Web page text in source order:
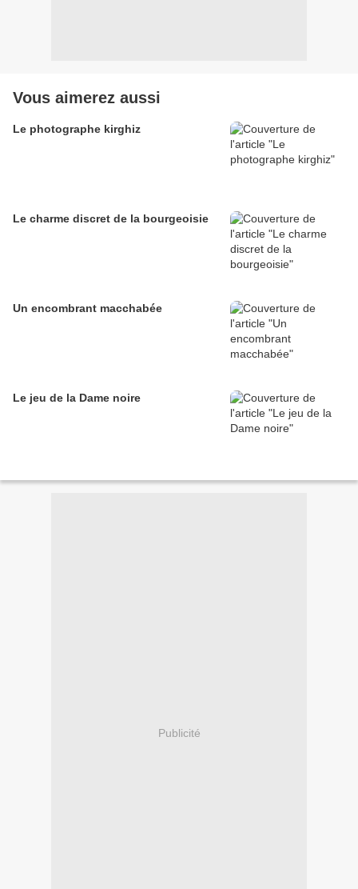
Vous aimerez aussi
Le photographe kirghiz
Le charme discret de la bourgeoisie
Un encombrant macchabée
Le jeu de la Dame noire
Publicité